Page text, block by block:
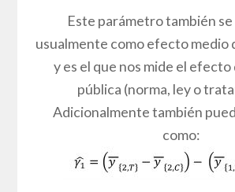
Este parámetro también
usualmente como efecto
y es el que nos mide el efecto
pública (norma, ley o
Adicionalmente también
como: